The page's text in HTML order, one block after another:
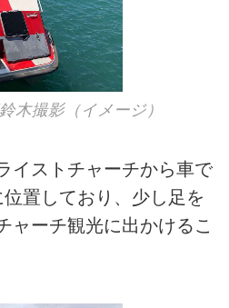
木撮影（イメージ）
イストチャーチから車で
置しており、少し足を
ャーチ観光に出かけるこ